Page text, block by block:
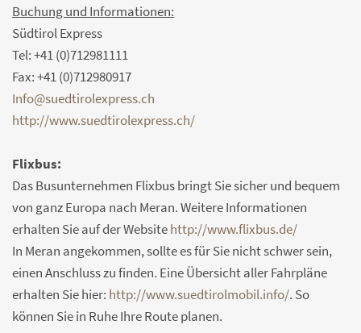
Buchung und Informationen:
Südtirol Express
Tel: +41 (0)712981111
Fax: +41 (0)712980917
Info@suedtirolexpress.ch
http://www.suedtirolexpress.ch/
Flixbus:
Das Busunternehmen Flixbus bringt Sie sicher und bequem
von ganz Europa nach Meran. Weitere Informationen
erhalten Sie auf der Websitehttp://www.flixbus.de/
In Meran angekommen, sollte es für Sie nicht schwer sein,
einen Anschluss zu finden. Eine Übersicht aller Fahrpläne
erhalten Sie hier: http://www.suedtirolmobil.info/. So
können Sie in Ruhe Ihre Route planen.